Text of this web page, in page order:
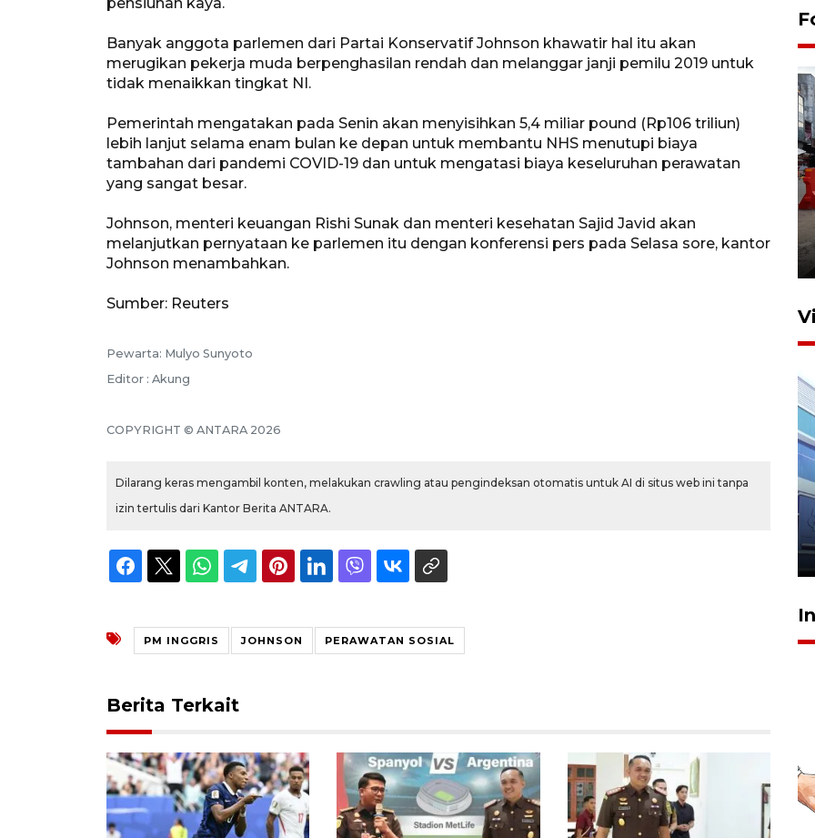
Banyak anggota parlemen dari Partai Konservatif Johnson khawatir hal itu akan
merugikan pekerja muda berpenghasilan rendah dan melanggar janji pemilu 2019 untuk
tidak menaikkan tingkat NI.
Pemerintah mengatakan pada Senin akan menyisihkan 5,4 miliar pound (Rp106 triliun)
lebih lanjut selama enam bulan ke depan untuk membantu NHS menutupi biaya
tambahan dari pandemi COVID-19 dan untuk mengatasi biaya keseluruhan perawatan
yang sangat besar.
Johnson, menteri keuangan Rishi Sunak dan menteri kesehatan Sajid Javid akan
melanjutkan pernyataan ke parlemen itu dengan konferensi pers pada Selasa sore, kantor
Johnson menambahkan.
Sumber: Reuters
Pewarta: Mulyo Sunyoto
Editor : Akung
COPYRIGHT © ANTARA 2026
Dilarang keras mengambil konten, melakukan crawling atau pengindeksan otomatis untuk AI di situs web ini tanpa
izin tertulis dari Kantor Berita ANTARA.
PM INGGRIS JOHNSON PERAWATAN SOSIAL
Berita Terkait
Sumut
27 April 2026 15:34
IDAI perkuat kompetensi